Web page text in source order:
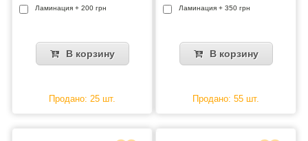
Ламинация + 200 грн
В корзину
Продано: 25 шт.
Ламинация + 350 грн
В корзину
Продано: 55 шт.